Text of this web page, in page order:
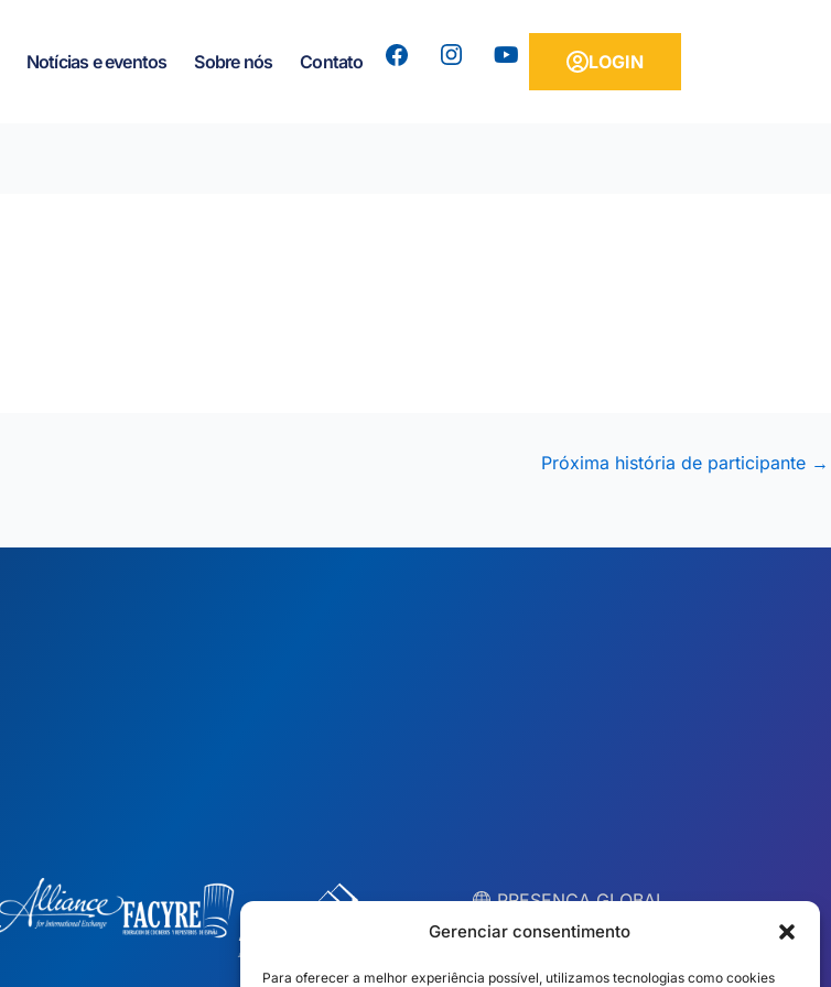
Gerenciar consentimento
Para oferecer a melhor experiência possível, utilizamos tecnologias como cookies
Notícias e eventos Sobre nós Contato
Y
o
LOGIN
Próxima história de participante →
︎ PRESENÇA GLOBAL
Equipes locais em 10
países